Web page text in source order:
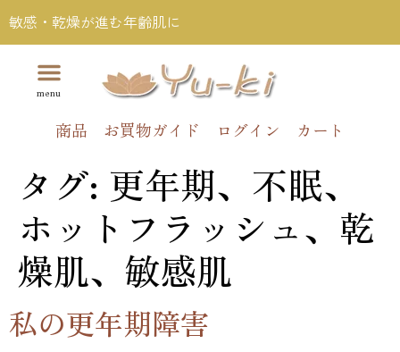
敏感・乾燥が進む年齢肌に
商品 お買物ガイド ログイン カート
タグ: 更年期、不眠、
ホットフラッシュ、乾
燥肌、敏感肌
私の更年期障害